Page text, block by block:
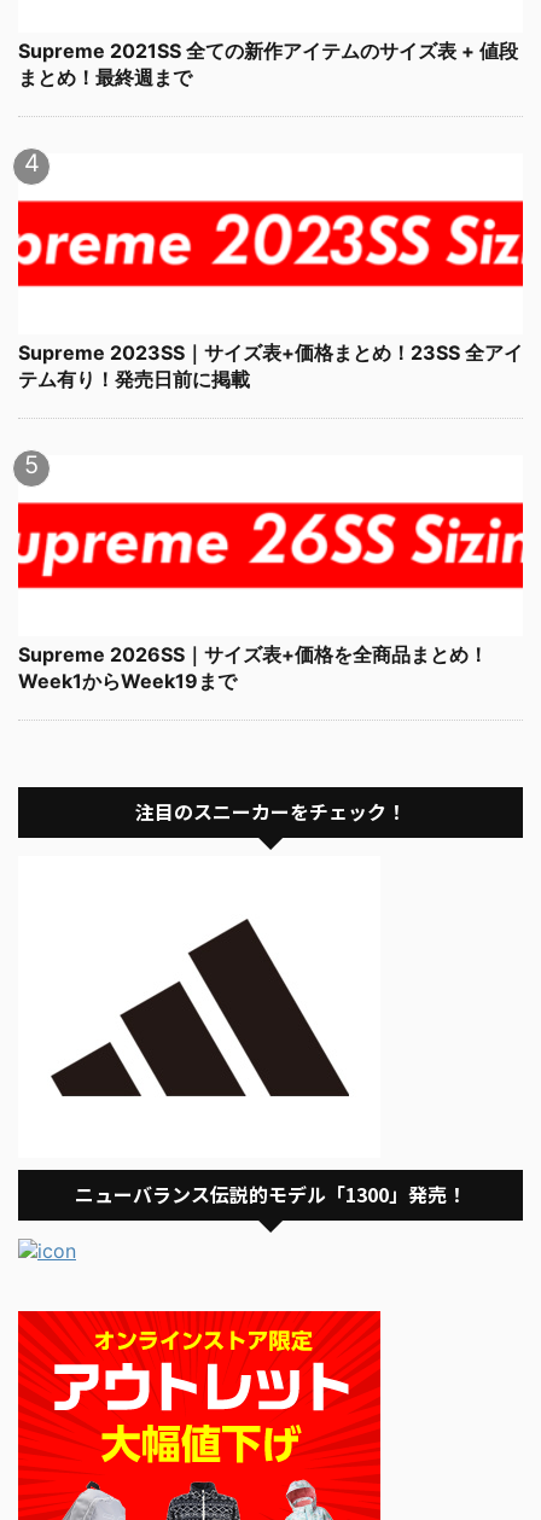
Supreme 2021SS 全ての新作アイテムのサイズ表 + 値段
まとめ！最終週まで
Supreme 2023SS｜サイズ表+価格まとめ！23SS 全アイ
テム有り！発売日前に掲載
Supreme 2026SS｜サイズ表+価格を全商品まとめ！
Week1からWeek19まで
注目のスニーカーをチェック！
ニューバランス伝説的モデル「1300」発売！